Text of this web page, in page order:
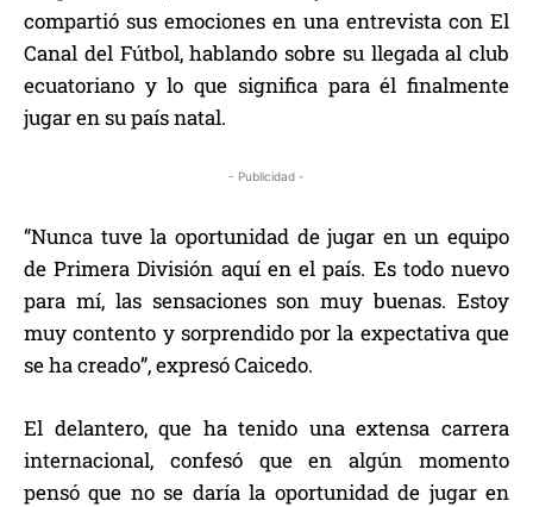
compartió sus emociones en una entrevista con El
Canal del Fútbol, hablando sobre su llegada al club
ecuatoriano y lo que significa para él finalmente
jugar en su país natal.
- Publicidad -
“Nunca tuve la oportunidad de jugar en un equipo
de Primera División aquí en el país. Es todo nuevo
para mí, las sensaciones son muy buenas. Estoy
muy contento y sorprendido por la expectativa que
se ha creado”, expresó Caicedo.
El delantero, que ha tenido una extensa carrera
internacional, confesó que en algún momento
pensó que no se daría la oportunidad de jugar en